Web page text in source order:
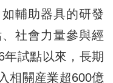
輔助器具的研發
社會力量參與經
年試點以來，長期
相關産業超600億